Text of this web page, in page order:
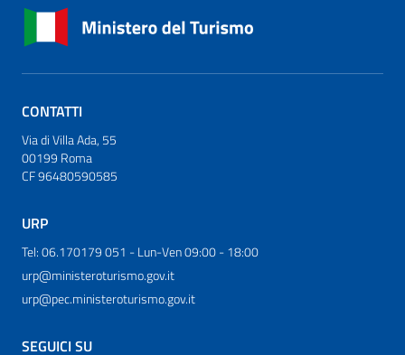
CONTATTI
Via di Villa Ada, 55
00199 Roma
CF 96480590585
URP
Tel: 06.170179 051 - Lun-Ven 09:00 - 18:00
urp@ministeroturismo.gov.it
urp@pec.ministeroturismo.gov.it
SEGUICI SU